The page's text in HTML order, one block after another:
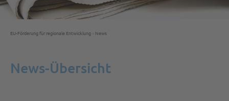
EU-Förderung für regionale Entwicklung News
News-Übersicht